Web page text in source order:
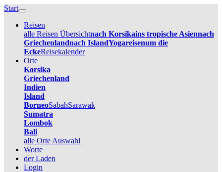
Start
Reisen
alle Reisen Übersichtnach Korsikains tropische Asiennach
Griechenlandnach IslandYogareisenum die
EckeReisekalender
Orte
Korsika
Griechenland
Indien
Island
BorneoSabahSarawak
Sumatra
Lombok
Bali
alle Orte Auswahl
Worte
der Laden
Login